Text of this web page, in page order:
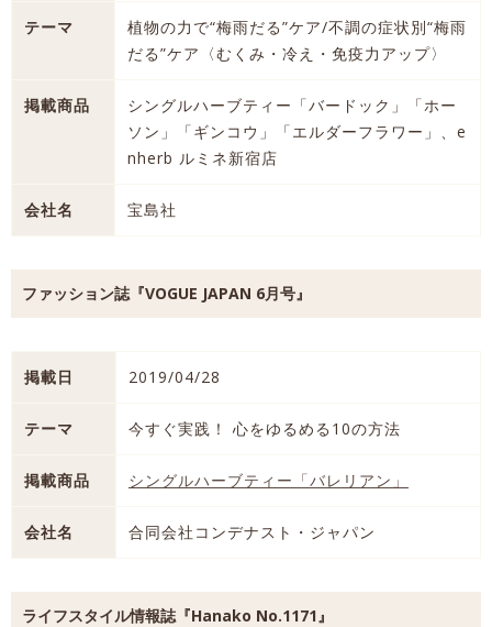
テーマ
植物の力で“梅雨だる”ケア/不調の症状別“梅雨
だる”ケア〈むくみ・冷え・免疫力アップ〉
掲載商品
シングルハーブティー「バードック」「ホー
ソン」「ギンコウ」「エルダーフラワー」、e
nherb ルミネ新宿店
会社名 宝島社
ファッション誌『VOGUE JAPAN 6月号』
掲載日 2019/04/28
テーマ 今すぐ実践！ 心をゆるめる10の方法
掲載商品 シングルハーブティー「バレリアン」
会社名 合同会社コンデナスト・ジャパン
ライフスタイル情報誌『Hanako No.1171』